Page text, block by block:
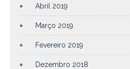
Abril 2019
Março 2019
Fevereiro 2019
Dezembro 2018